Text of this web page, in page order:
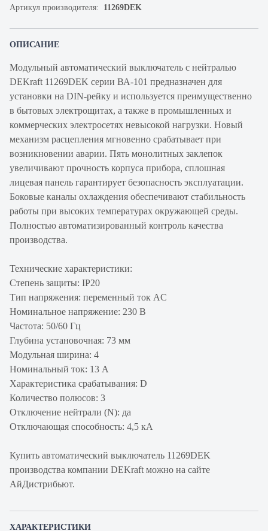
Артикул производителя: 11269DEK
ОПИСАНИЕ
Модульный автоматический выключатель с нейтралью
DEKraft 11269DEK серии ВА-101 предназначен для
установки на DIN-рейку и используется преимущественно
в бытовых электрощитах, а также в промышленных и
коммерческих электросетях невысокой нагрузки. Новый
механизм расцепления мгновенно срабатывает при
возникновении аварии. Пять монолитных заклепок
увеличивают прочность корпуса прибора, сплошная
лицевая панель гарантирует безопасность эксплуатации.
Боковые каналы охлаждения обеспечивают стабильность
работы при высоких температурах окружающей среды.
Полностью автоматизированный контроль качества
производства.
Технические характеристики:
Степень защиты: IP20
Тип напряжения: переменный ток AC
Номинальное напряжение: 230 В
Частота: 50/60 Гц
Глубина установочная: 73 мм
Модульная ширина: 4
Номинальный ток: 13 А
Характеристика срабатывания: D
Количество полюсов: 3
Отключение нейтрали (N): да
Отключающая способность: 4,5 кА
Купить автоматический выключатель 11269DEK
производства компании DEKraft можно на сайте
АйДистрибьют.
ХАРАКТЕРИСТИКИ